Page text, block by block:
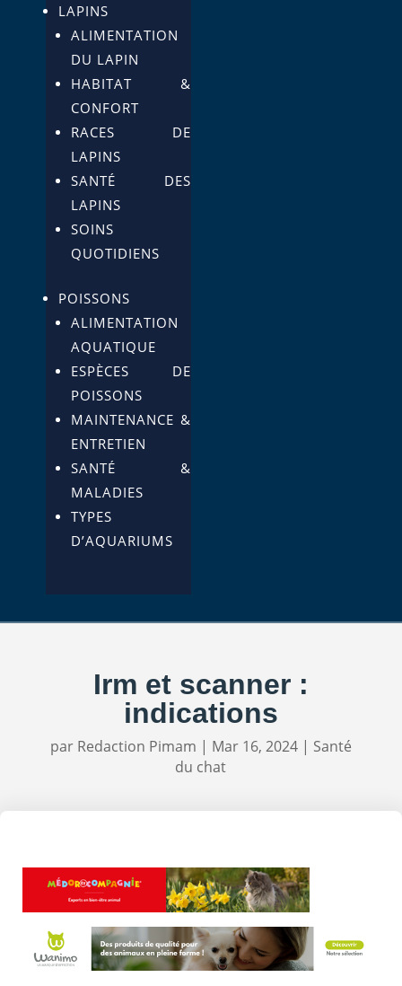
LAPINS
ALIMENTATION
DU LAPIN
HABITAT &
CONFORT
RACES DE
LAPINS
SANTÉ DES
LAPINS
SOINS
QUOTIDIENS
POISSONS
ALIMENTATION
AQUATIQUE
ESPÈCES DE
POISSONS
MAINTENANCE &
ENTRETIEN
SANTÉ &
MALADIES
TYPES
D’AQUARIUMS
Irm et scanner :
indications
par Redaction Pimam | Mar 16, 2024| Santé
du chat